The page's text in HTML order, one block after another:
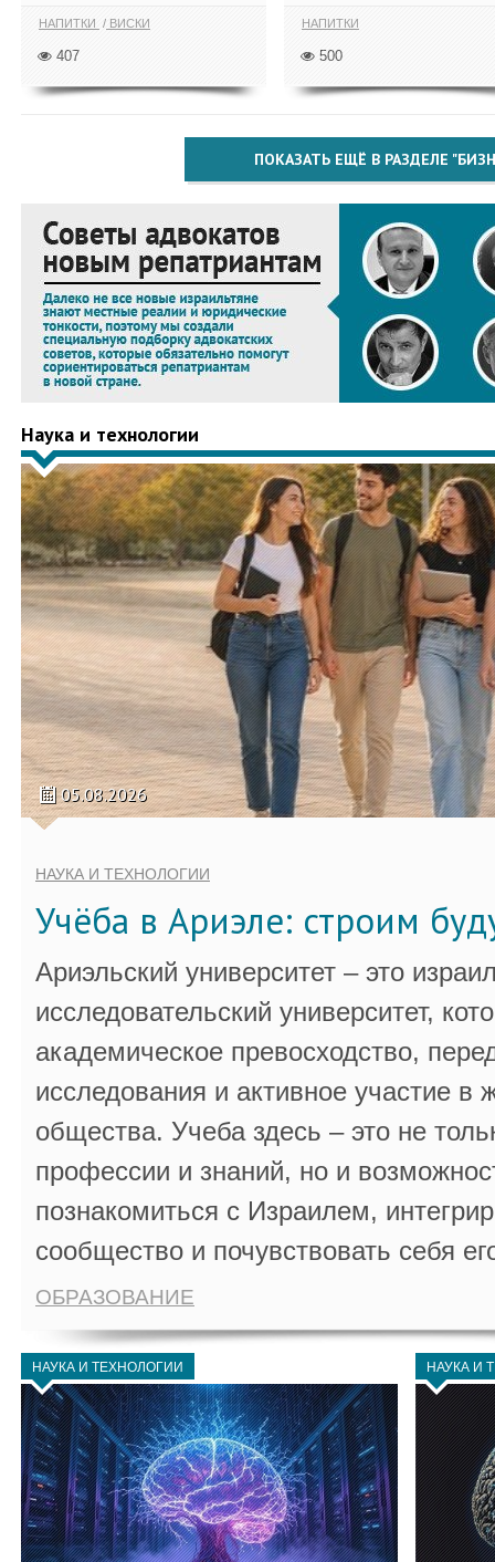
НАПИТКИ ВИСКИ
407
НАПИТКИ
500
ПОКАЗАТЬ ЕЩЁ В РАЗДЕЛЕ
Наука и технологии
05.08.2026
НАУКА И ТЕХНОЛОГИИ
Учёба в Ариэле: строим
Ариэльский университет – это
исследовательский университет,
академическое превосходство,
исследования и активное участие в
общества. Учеба здесь – это не
профессии и знаний, но и
познакомиться с Израилем,
сообщество и почувствовать себя
ОБРАЗОВАНИЕ
НАУКА И ТЕХНОЛОГИИ НАУКА И